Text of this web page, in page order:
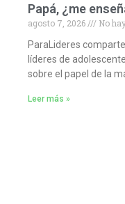
Papá, ¿me
agosto 7, 2026
No
ParaLideres
líderes de
sobre el papel de la
Leer más »